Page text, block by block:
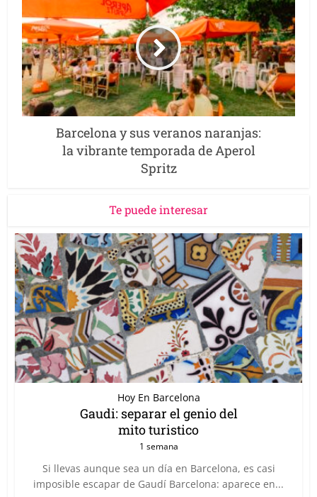
Barcelona y sus veranos naranjas:
la vibrante temporada de Aperol
Spritz
Te puede interesar
Hoy En Barcelona
Gaudi: separar el genio del
mito turistico
1 semana
Si llevas aunque sea un día en Barcelona, es casi
imposible escapar de Gaudí Barcelona: aparece en...